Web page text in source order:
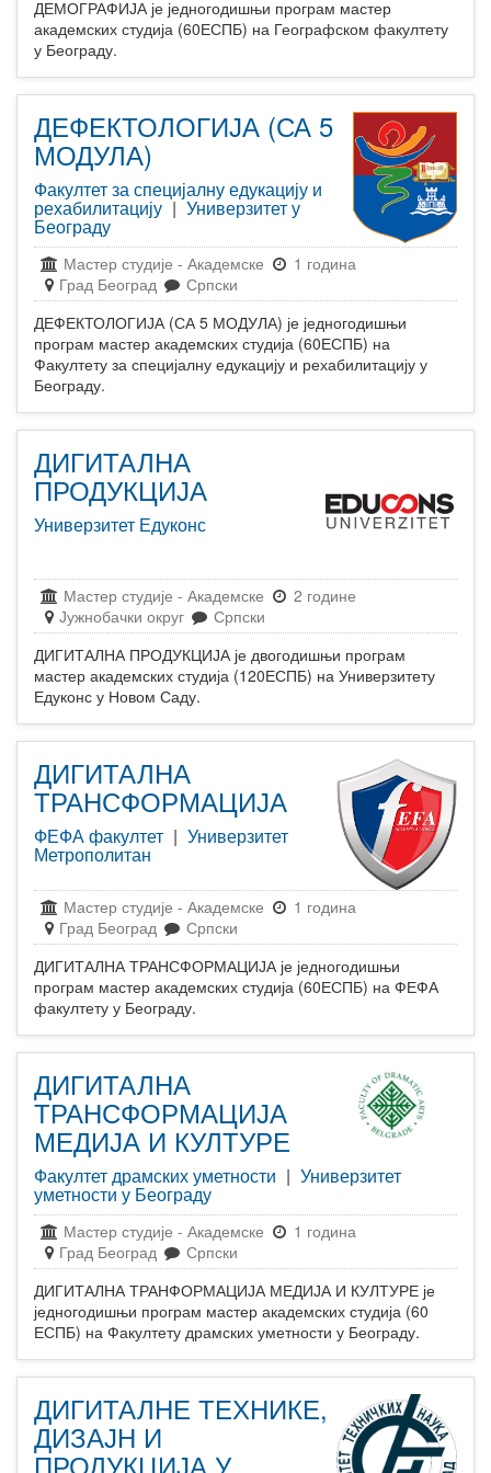
ДЕМОГРАФИЈА је једногодишњи програм мастер
академских студија (60ЕСПБ) на Географском факултету
у Београду.
ДЕФЕКТОЛОГИЈА (СА 5
МОДУЛА)
Факултет за специјалну едукацију и
рехабилитацију | Универзитет у
Београду
Мастер студије - Академске
1 година
Град Београд
Српски
ДЕФЕКТОЛОГИЈА (СА 5 МОДУЛА) је једногодишњи
програм мастер академских студија (60ЕСПБ) на
Факултету за специјалну едукацију и рехабилитацију у
Београду.
ДИГИТАЛНА
ПРОДУКЦИЈА
Универзитет Едуконс
Мастер студије - Академске
2 године
Јужнобачки округ
Српски
ДИГИТАЛНА ПРОДУКЦИЈА је двогодишњи програм
мастер академских студија (120ЕСПБ) на Универзитету
Едуконс у Новом Саду.
ДИГИТАЛНА
ТРАНСФОРМАЦИЈА
ФЕФА факултет | Универзитет
Метрополитан
Мастер студије - Академске
1 година
Град Београд
Српски
ДИГИТАЛНА ТРАНСФОРМАЦИЈА је једногодишњи
програм мастер академских студија (60ЕСПБ) на ФЕФА
факултету у Београду.
ДИГИТАЛНА
ТРАНСФОРМАЦИЈА
МЕДИЈА И КУЛТУРЕ
Факултет драмских уметности | Универзитет
уметности у Београду
Мастер студије - Академске
1 година
Град Београд
Српски
ДИГИТАЛНА ТРАНФОРМАЦИЈА МЕДИЈА И КУЛТУРЕ је
једногодишњи програм мастер академских студија (60
ЕСПБ) на Факултету драмских уметности у Београду.
ДИГИТАЛНЕ ТЕХНИКЕ,
ДИЗАЈН И
ПРОДУКЦИЈА У